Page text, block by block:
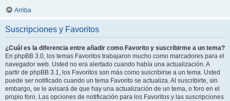
Arriba
Suscripciones y Favoritos
¿Cuál es la diferencia entre añadir como Favorito y suscribirme a un tema?
En phpBB 3.0, los temas Favoritos trabajaron mucho como marcadores para el
navegador web. Usted no era alertado cuando había una actualización. A
partir de phpBB 3.1, los Favoritos son más como suscribirse a un tema. Usted
puede ser notificado cuando un tema Favorito se actualiza. Al suscribirte, sin
embargo, se le avisará de que hay una actualización de un tema, o foro en el
propio foro. Las opciones de notificación para los Favoritos y las suscripciones